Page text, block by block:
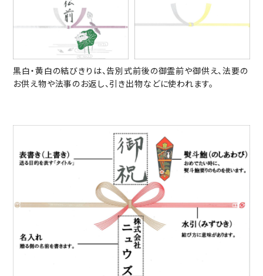
黒白・黄白の結びきりは、告別式前後の御霊前や御供え、法要の
お供え物や法事のお返し、引き出物などに使われます。